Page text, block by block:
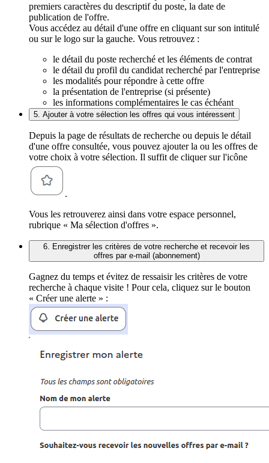
premiers caractères du descriptif du poste, la date de
publication de l'offre.
Vous accédez au détail d'une offre en cliquant sur son intitulé
ou sur le logo sur la gauche. Vous retrouvez :
le détail du poste recherché et les éléments de contrat
le détail du profil du candidat recherché par l'entreprise
les modalités pour répondre à cette offre
la présentation de l'entreprise (si présente)
les informations complémentaires le cas échéant
5. Ajouter à votre sélection les offres qui vous intéressent
Depuis la page de résultats de recherche ou depuis le détail
d'une offre consultée, vous pouvez ajouter la ou les offres de
votre choix à votre sélection. Il suffit de cliquer sur l'icône
.
Vous les retrouverez ainsi dans votre espace personnel,
rubrique « Ma sélection d'offres ».
6. Enregistrer les critères de votre recherche et recevoir les
offres par e-mail (abonnement)
Gagnez du temps et évitez de ressaisir les critères de votre
recherche à chaque visite ! Pour cela, cliquez sur le bouton
« Créer une alerte » :